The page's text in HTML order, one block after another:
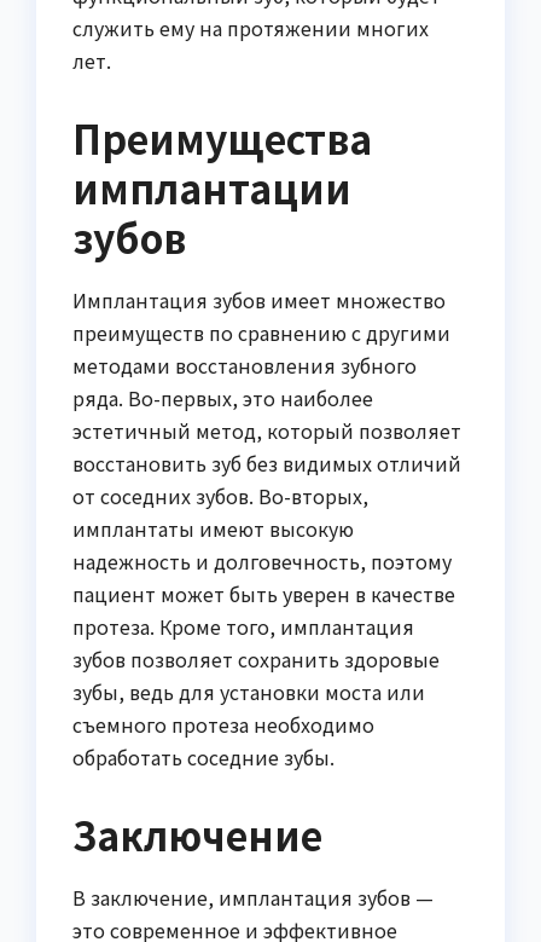
служить ему на протяжении многих
лет.
Преимущества
имплантации
зубов
Имплантация зубов имеет множество
преимуществ по сравнению с другими
методами восстановления зубного
ряда. Во-первых, это наиболее
эстетичный метод, который позволяет
восстановить зуб без видимых отличий
от соседних зубов. Во-вторых,
имплантаты имеют высокую
надежность и долговечность, поэтому
пациент может быть уверен в качестве
протеза. Кроме того, имплантация
зубов позволяет сохранить здоровые
зубы, ведь для установки моста или
съемного протеза необходимо
обработать соседние зубы.
Заключение
В заключение, имплантация зубов —
это современное и эффективное